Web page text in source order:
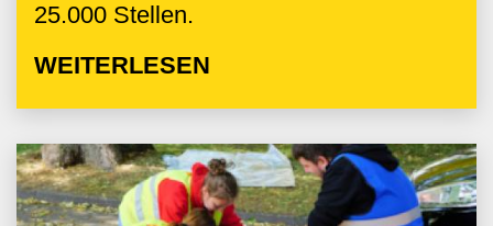
25.000 Stellen.
WEITERLESEN